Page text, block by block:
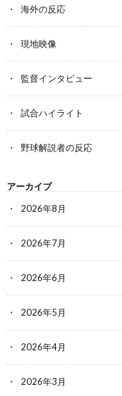
海外の反応
現地映像
監督インタビュー
試合ハイライト
野球解説者の反応
アーカイブ
2026年8月
2026年7月
2026年6月
2026年5月
2026年4月
2026年3月